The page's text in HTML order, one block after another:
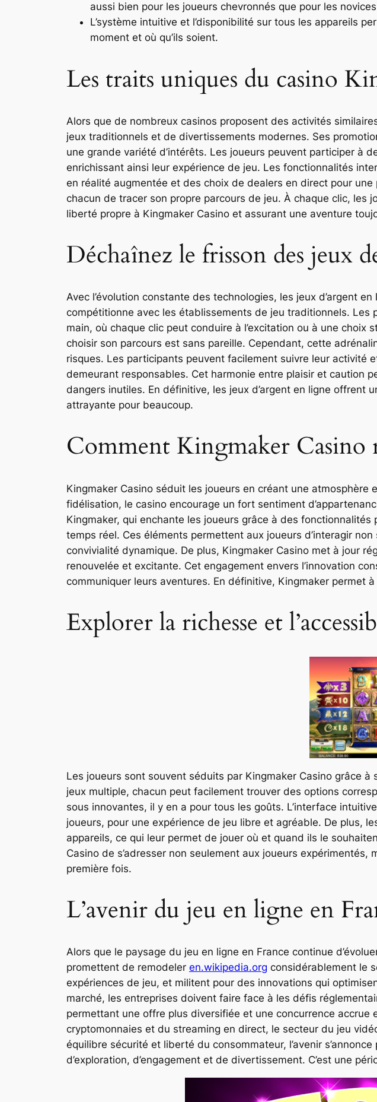
aussi bien pour les joueurs chevronnés que pour les
L’système intuitive et l’disponibilité sur tous les appareils
moment et où qu’ils soient.
Les traits uniques du casino
Alors que de nombreux casinos proposent des activités
jeux traditionnels et de divertissements modernes. Ses
une grande variété d’intérêts. Les joueurs peuvent participer à
enrichissant ainsi leur expérience de jeu. Les fonctionnalités
en réalité augmentée et des choix de dealers en direct pour
chacun de tracer son propre parcours de jeu. À chaque clic,
liberté propre à Kingmaker Casino et assurant une aventure
Déchaînez le frisson des jeux
Avec l’évolution constante des technologies, les jeux d’argent
compétitionne avec les établissements de jeu traditionnels. Les
main, où chaque clic peut conduire à l’excitation ou à une
choisir son parcours est sans pareille. Cependant, cette
risques. Les participants peuvent facilement suivre leur activité
demeurant responsables. Cet harmonie entre plaisir et caution
dangers inutiles. En définitive, les jeux d’argent en ligne
attrayante pour beaucoup.
Comment Kingmaker Casino
Kingmaker Casino séduit les joueurs en créant une
fidélisation, le casino encourage un fort sentiment
Kingmaker, qui enchante les joueurs grâce à des
temps réel. Ces éléments permettent aux joueurs d’interagir
convivialité dynamique. De plus, Kingmaker Casino met à jour
renouvelée et excitante. Cet engagement envers l’innovation
communiquer leurs aventures. En définitive, Kingmaker permet
Explorer la richesse et
Les joueurs sont souvent séduits par Kingmaker Casino grâce
jeux multiple, chacun peut facilement trouver des options
sous innovantes, il y en a pour tous les goûts. L’interface
joueurs, pour une expérience de jeu libre et agréable. De plus,
appareils, ce qui leur permet de jouer où et quand ils le
Casino de s’adresser non seulement aux joueurs
première fois.
L’avenir du jeu en ligne en
Alors que le paysage du jeu en ligne en France continue
promettent de remodeler en.wikipedia.org considérablement le
expériences de jeu, et militent pour des innovations qui
marché, les entreprises doivent faire face à les défis
permettant une offre plus diversifiée et une concurrence accrue
cryptomonnaies et du streaming en direct, le secteur du jeu
équilibre sécurité et liberté du consommateur, l’avenir
d’exploration, d’engagement et de divertissement. C’est une